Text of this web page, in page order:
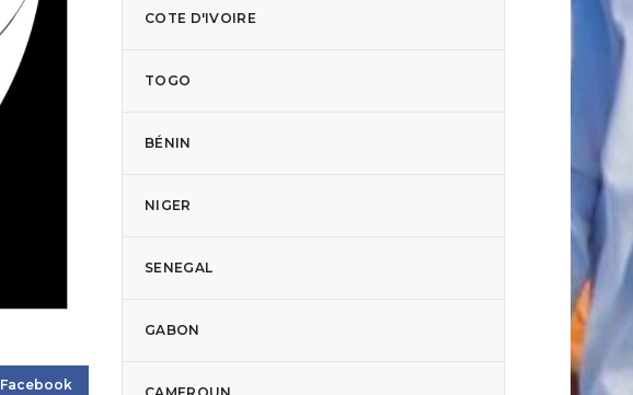
Facebook
COTE D'IVOIRE
TOGO
BÉNIN
NIGER
SENEGAL
GABON